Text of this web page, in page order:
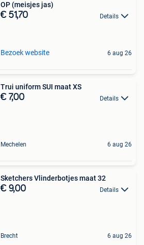
OP (meisjes jas)
€ 51,70 Details
Bezoek website 6 aug 26
Trui uniform SUI maat XS
€ 7,00 Details
Mechelen 6 aug 26
Sketchers Vlinderbotjes maat 32
€ 9,00 Details
Brecht 6 aug 26